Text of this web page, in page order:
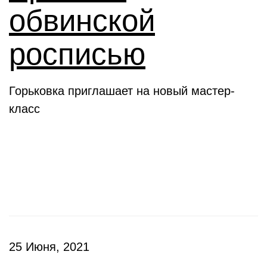
обвинской
росписью
Горьковка приглашает на новый мастер-
класс
25 Июня, 2021